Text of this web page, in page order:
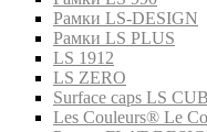
Рамки LS-DESIGN
Рамки LS PLUS
LS 1912
LS ZERO
Surface caps LS
Les Couleurs® Le